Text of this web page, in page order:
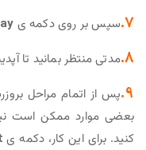
7. سپس بر روی دکمه ی
8. مدتی منتظر بمانید تا
9. پس از اتمام مراحل
بعضی موارد ممکن است
کنید. برای این کار، دکمه ی